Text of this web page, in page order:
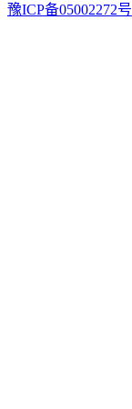
豫ICP备05002272号